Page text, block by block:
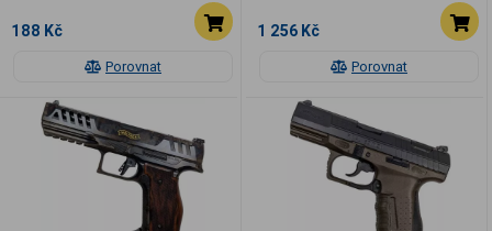
Porovnat
188 Kč
Porovnat
1 256 Kč